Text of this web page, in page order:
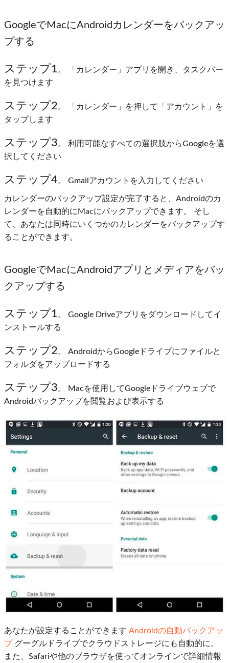
GoogleでMacにAndroidカレンダーをバックアッ
プする
ステップ1。 「カレンダー」アプリを開き、タスクバー
を見つけます
ステップ2。 「カレンダー」を押して「アカウント」を
タップします
ステップ3。 利用可能なすべての選択肢からGoogleを選
択してください
ステップ4。 Gmailアカウントを入力してください
カレンダーのバックアップ設定が完了すると、Androidのカ
レンダーを自動的にMacにバックアップできます。 そし
て、あなたは同時にいくつかのカレンダーをバックアップす
ることができます。
GoogleでMacにAndroidアプリとメディアをバッ
クアップする
ステップ1。 Google Driveアプリをダウンロードしてイ
ンストールする
ステップ2。 AndroidからGoogleドライブにファイルと
フォルダをアップロードする
ステップ3。 Macを使用してGoogleドライブウェブで
Androidバックアップを閲覧および表示する
あなたが設定することができます Androidの自動バックアッ
プ グーグルドライブでクラウドストレージにも自動的に。
また、Safariや他のブラウザを使ってオンラインで詳細情報